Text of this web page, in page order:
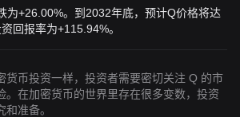
为+26.00%。到2032年底，预计Q价格将达
回报率为+115.94%。
货币投资一样，投资者需要密切关注 Q 的市
。在加密货币的世界里存在很多变数，投资
准备。